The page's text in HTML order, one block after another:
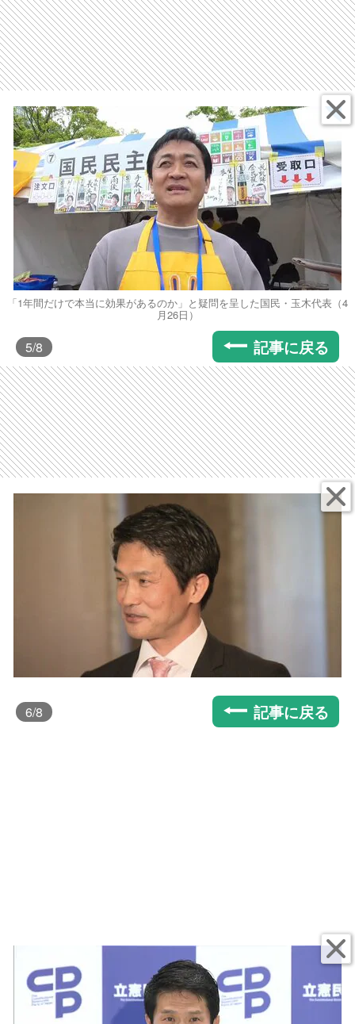
「1年間だけで本当に効果があるのか」と疑問を呈した国民・玉木代表（4
月26日）
5/8 記事に戻る
6/8 記事に戻る